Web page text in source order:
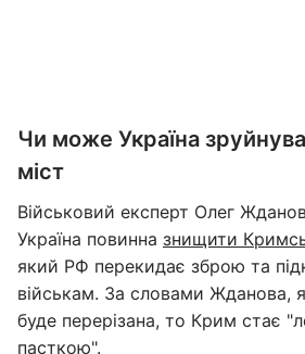
Чи може Україна
міст
Військовий експерт Олег
Україна повинна знищити
який РФ перекидає зброю та
військам. За словами Жданова,
буде перерізана, то Крим стає
пасткою".